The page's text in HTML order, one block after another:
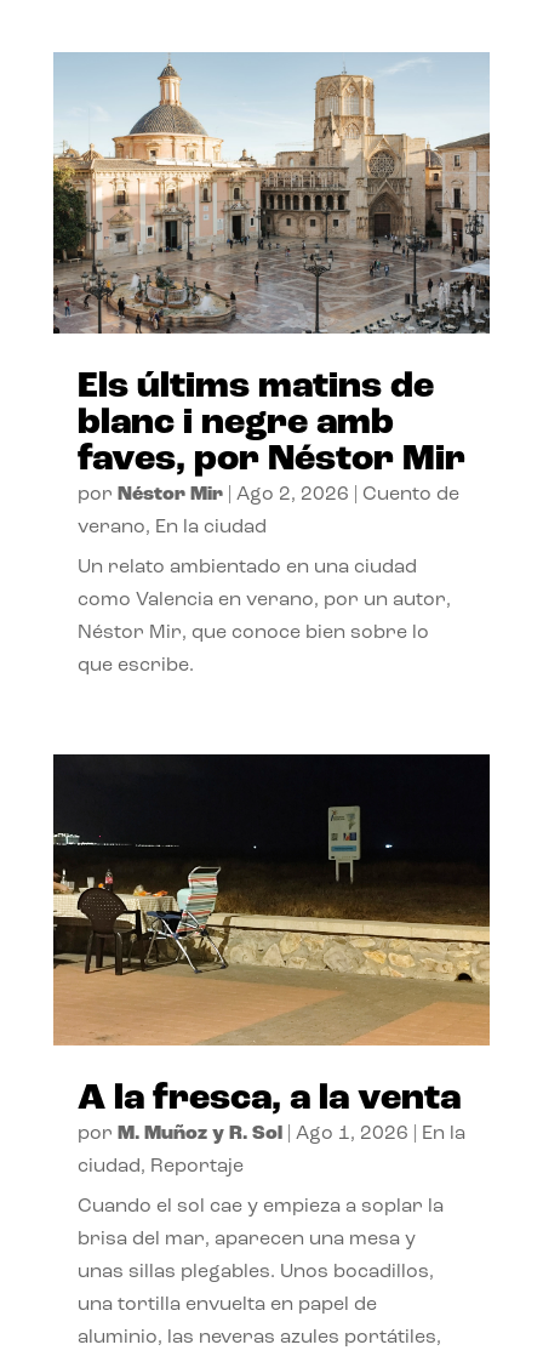
Els últims matins de
blanc i negre amb
faves, por Néstor Mir
por Néstor Mir| Ago 2, 2026
Cuento de
verano, En la ciudad
Un relato ambientado en una ciudad
como Valencia en verano, por un autor,
Néstor Mir, que conoce bien sobre lo
que escribe.
A la fresca, a la venta
por M. Muñoz y R. Sol| Ago 1, 2026
En la
ciudad, Reportaje
Cuando el sol cae y empieza a soplar la
brisa del mar, aparecen una mesa y
unas sillas plegables. Unos bocadillos,
una tortilla envuelta en papel de
aluminio, las neveras azules portátiles,